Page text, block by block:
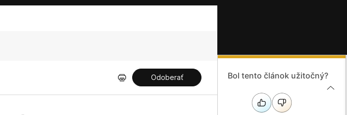
Odoberať Bol tento článok užitočný?